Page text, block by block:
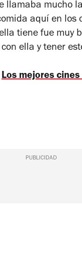
llamaba mucho
aquí en los
tiene fue muy
ella y tener
Los mejores
PUBLICIDAD